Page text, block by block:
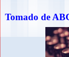
Tomado de